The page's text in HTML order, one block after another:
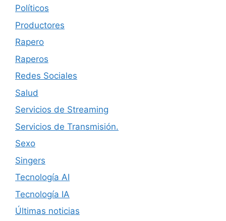
Políticos
Productores
Rapero
Raperos
Redes Sociales
Salud
Servicios de Streaming
Servicios de Transmisión.
Sexo
Singers
Tecnología AI
Tecnología IA
Últimas noticias